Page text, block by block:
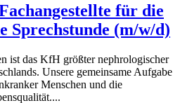
für die
Sprechstunde (m/w/d)
ist das KfH größter nephrologischer
Unsere gemeinsame Aufgabe
Menschen und die